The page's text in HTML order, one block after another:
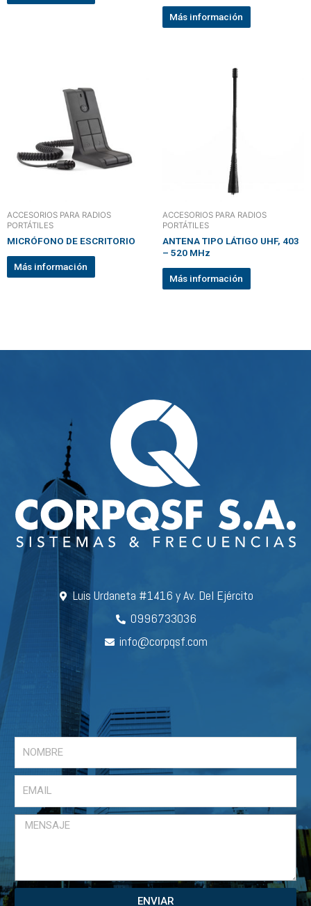
Más información
ACCESORIOS PARA RADIOS
PORTÁTILES
MICRÓFONO DE ESCRITORIO
Más información
ACCESORIOS PARA RADIOS
PORTÁTILES
ANTENA TIPO LÁTIGO UHF, 403
– 520 MHz
Más información
Luis Urdaneta #1416 y Av. Del Ejército
0996733036
info@corpqsf.com
ENVIAR